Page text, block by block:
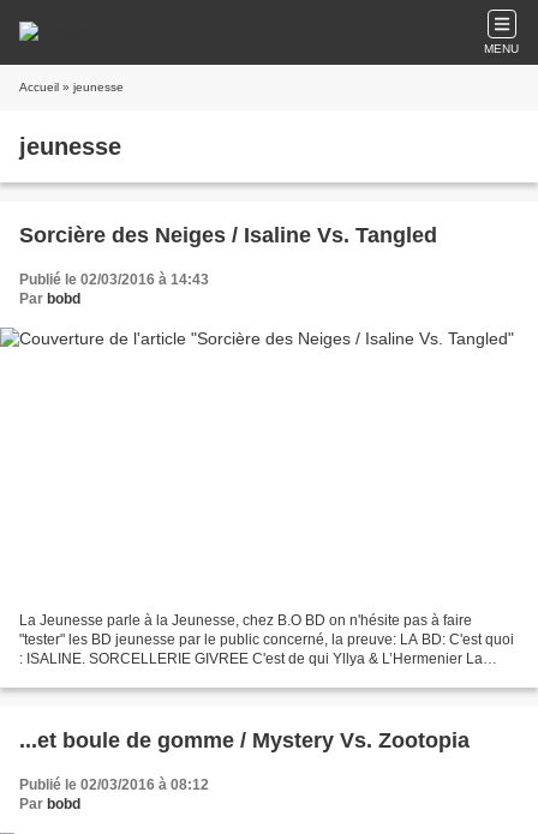
MENU
Accueil » jeunesse
jeunesse
Sorcière des Neiges / Isaline Vs. Tangled
Publié le 02/03/2016 à 14:43
Par bobd
La Jeunesse parle à la Jeunesse, chez B.O BD on n'hésite pas à faire
"tester" les BD jeunesse par le public concerné, la preuve: LA BD: C'est quoi
: ISALINE. SORCELLERIE GIVREE C'est de qui Yllya & L’Hermenier La
...et boule de gomme / Mystery Vs. Zootopia
Publié le 02/03/2016 à 08:12
Par bobd